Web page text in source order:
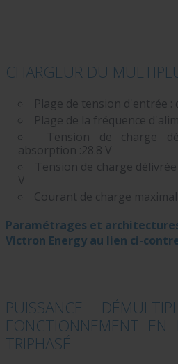
CHARGEUR DU
Plage de tension d'entrée :
Plage de la fréquence
Tension de charge
absorption :28.8 V
Tension de charge
V
Courant de charge maximal
Paramétrages et
Victron Energy au lien ci-
PUISSANCE
FONCTIONNEMENT EN
TRIPHASÉ